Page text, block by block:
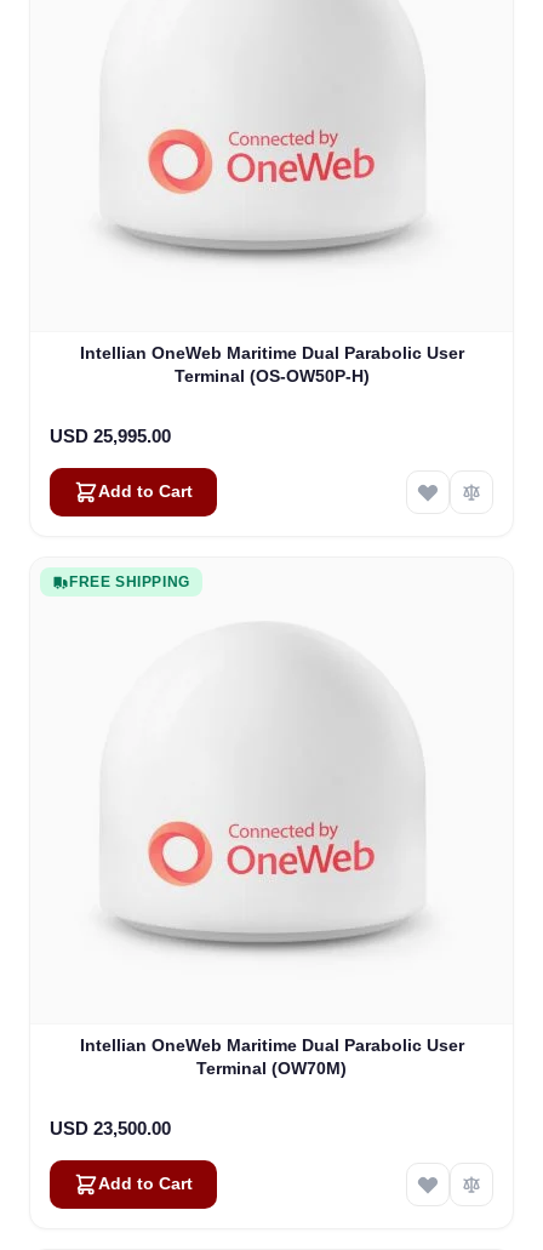
Intellian OneWeb Maritime Dual Parabolic User
Terminal (OS-OW50P-H)
USD 25,995.00
Add to Cart
FREE SHIPPING
Intellian OneWeb Maritime Dual Parabolic User
Terminal (OW70M)
USD 23,500.00
Add to Cart